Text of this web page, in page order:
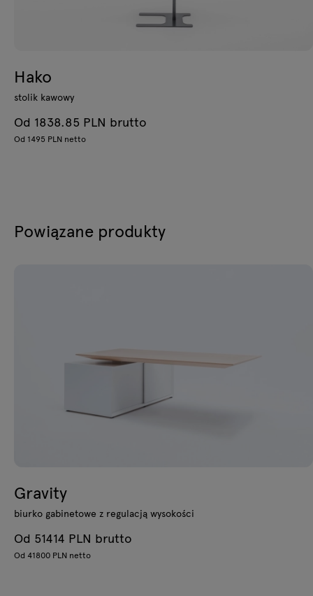
Hako
stolik kawowy
Od 1838.85 PLN brutto
Od 1495 PLN netto
Powiązane produkty
Gravity
biurko gabinetowe z regulacją wysokości
Od 51414 PLN brutto
Od 41800 PLN netto